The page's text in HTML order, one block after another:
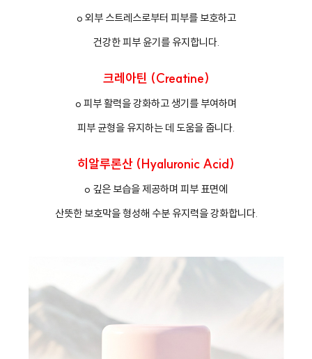
o 외부 스트레스로부터 피부를 보호하고
건강한 피부 윤기를 유지합니다.
크레아틴 (Creatine)
o 피부 활력을 강화하고 생기를 부여하며
피부 균형을 유지하는 데 도움을 줍니다.
히알루론산 (Hyaluronic Acid)
o 깊은 보습을 제공하며 피부 표면에
산뜻한 보호막을 형성해 수분 유지력을 강화합니다.